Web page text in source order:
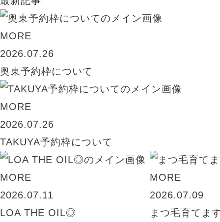
MORE
2026.07.26
奥東予約枠について
MORE
2026.07.26
TAKUYA予約枠について
MORE
2026.07.11
LOA THE OIL◎
MORE
2026.07.09
まつ毛育てま